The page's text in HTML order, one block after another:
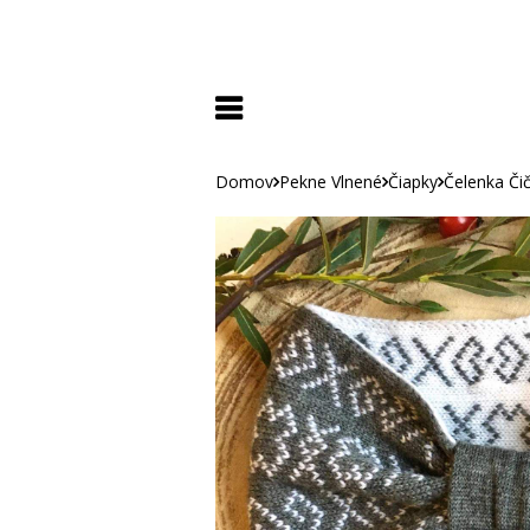
Domov Pekne Vlnené Čiapky Čelenka